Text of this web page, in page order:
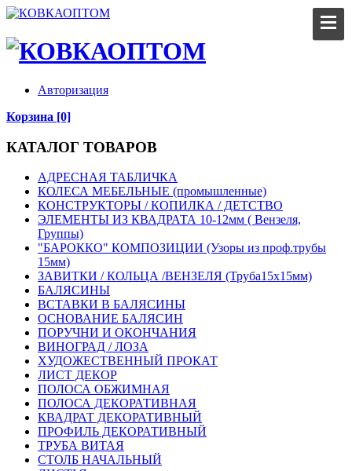
Авторизация
Корзина [0]
КАТАЛОГ ТОВАРОВ
АДРЕСНАЯ ТАБЛИЧКА
КОЛЕСА МЕБЕЛЬНЫЕ (промышленные)
КОНСТРУКТОРЫ / КОПИЛКА / ДЕТСТВО
ЭЛЕМЕНТЫ ИЗ КВАДРАТА 10-12мм ( Вензеля,
Группы)
"БАРОККО" КОМПОЗИЦИИ (Узоры из проф.трубы
15мм)
ЗАВИТКИ / КОЛЬЦА /ВЕНЗЕЛЯ (Труба15х15мм)
БАЛЯСИНЫ
ВСТАВКИ В БАЛЯСИНЫ
ОСНОВАНИЕ БАЛЯСИН
ПОРУЧНИ И ОКОНЧАНИЯ
ВИНОГРАД / ЛОЗА
ХУДОЖЕСТВЕННЫЙ ПРОКАТ
ЛИСТ ДЕКОР
ПОЛОСА ОБЖИМНАЯ
ПОЛОСА ДЕКОРАТИВНАЯ
КВАДРАТ ДЕКОРАТИВНЫЙ
ПРОФИЛЬ ДЕКОРАТИВНЫЙ
ТРУБА ВИТАЯ
СТОЛБ НАЧАЛЬНЫЙ